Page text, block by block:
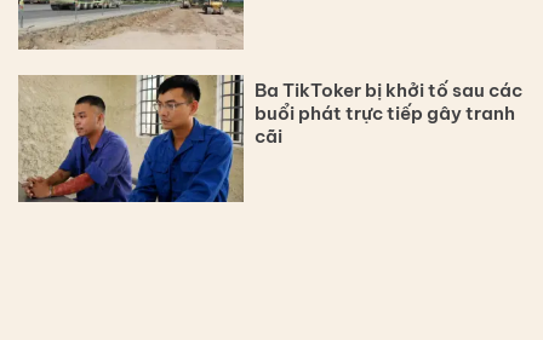
Ba TikToker bị khởi tố sau các
buổi phát trực tiếp gây tranh
cãi